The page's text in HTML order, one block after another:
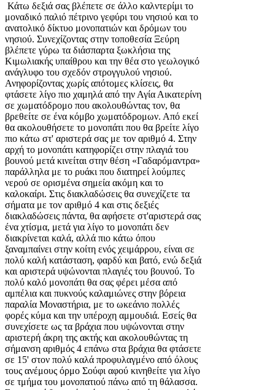
Κάτω δεξιά σας βλέπετε σε άλλο καλντερίμι το
μοναδικό παλιό πέτρινο γεφύρι του νησιού και το
ανατολικό δίκτυο μονοπατιών και δρόμων του
νησιού. Συνεχίζοντας στην τοποθεσία Ξεύρη
βλέπετε γύρω τα διάσπαρτα ξωκλήσια της
Κιμωλιακής υπαίθρου και την θέα στο γεωλογικό
ανάγλυφο του σχεδόν στρογγυλού νησιού.
Ανηφορίζοντας χωρίς απότομες κλίσεις, θα
φτάσετε λίγο πιο χαμηλά από την Αγία Αικατερίνη
σε χωματόδρομο που ακολουθώντας τον, θα
βρεθείτε σε ένα κόμβο χωματόδρομων. Από εκεί
θα ακολουθήσετε το μονοπάτι που θα βρείτε λίγο
πιο κάτω στ' αριστερά σας με τον αριθμό 4. Στην
αρχή το μονοπάτι κατηφορίζει στην πλαγιά του
βουνού μετά κινείται στην θέση «Γαδαρόμαντρα»
παράλληλα με το ρυάκι που διατηρεί λούμπες
νερού σε ορισμένα σημεία ακόμη και το
καλοκαίρι. Στις διακλαδώσεις θα συνεχίζετε τα
σήματα με τον αριθμό 4 και στις δεξιές
διακλαδώσεις πάντα, θα αφήσετε στ'αριστερά σας
ένα χτίσμα, μετά για λίγο το μονοπάτι δεν
διακρίνεται καλά, αλλά πιο κάτω όπου
ξαναμπαίνει στην κοίτη ενός χειμάρρου, είναι σε
πολύ καλή κατάσταση, φαρδύ και βατό, ενώ δεξιά
και αριστερά υψώνονται πλαγιές του βουνού. Το
πολύ καλό μονοπάτι θα σας φέρει μέσα από
αμπέλια και πυκνούς καλαμιώνες στην βόρεια
παραλία Μοναστήρια, με το ωκεάνιο πολλές
φορές κύμα και την υπέροχη αμμουδιά. Εσείς θα
συνεχίσετε ως τα βράχια που υψώνονται στην
αριστερή άκρη της ακτής και ακολουθώντας τη
σήμανση αριθμός 4 επάνω στα βράχια θα φτάσετε
σε 15' στον πολύ καλά προφυλαγμένο από όλους
τους ανέμους όρμο Σούφι αφού κινηθείτε για λίγο
σε τμήμα του μονοπατιού πάνω από τη θάλασσα.